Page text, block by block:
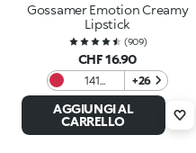
Gossamer Emotion Creamy
Lipstick
(909)
CHF 16.90
141
Lampone
+26
AGGIUNGI AL
CARRELLO